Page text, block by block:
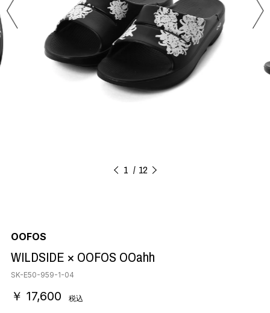
1 12
OOFOS
WILDSIDE × OOFOS OOahh
SK-E50-959-1-04
￥ 17,600 税込